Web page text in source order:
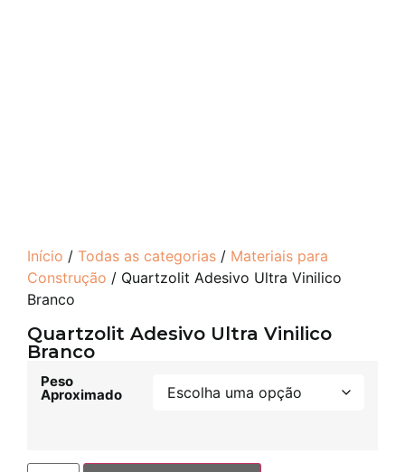
Início / Todas as categorias / Materiais para
Construção / Quartzolit Adesivo Ultra Vinilico
Branco
Quartzolit Adesivo Ultra Vinilico
Branco
Peso
Aproximado